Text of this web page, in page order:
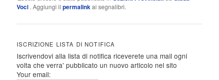
Voci . Aggiungi ilpermalinkai segnalibri.
ISCRIZIONE LISTA DI NOTIFICA
Iscrivendovi alla lista di notifica riceverete una mail ogni
volta che verra' pubblicato un nuovo articolo nel sito
Your email: